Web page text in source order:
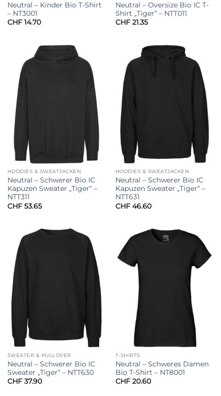
Neutral – Kinder Bio T-Shirt
– NT3001
CHF14.70
Neutral – Oversize Bio IC T-
Shirt „Tiger“ – NTT011
CHF21.35
HOODIES & SWEATJACKEN
Neutral – Schwerer Bio IC
Kapuzen Sweater „Tiger“ –
NTT311
CHF53.65
HOODIES & SWEATJACKEN
Neutral – Schwerer Bio IC
Kapuzen Sweater „Tiger“ –
NTT631
CHF46.60
SWEATER & PULLOVER
Neutral – Schwerer Bio IC
Sweater „Tiger“ – NTT630
CHF37.90
T-SHIRTS
Neutral – Schweres Damen
Bio T-Shirt – NT8001
CHF20.60